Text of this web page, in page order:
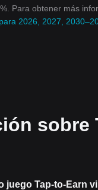
Para obtener más
2026, 2027,
sobre
juego Tap-to-Earn